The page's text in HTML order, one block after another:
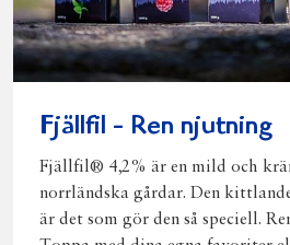
Fjällfil - Ren njutning
Fjällfil® 4,2% är en mild och
norrländska gårdar. Den
är det som gör den så speciell.